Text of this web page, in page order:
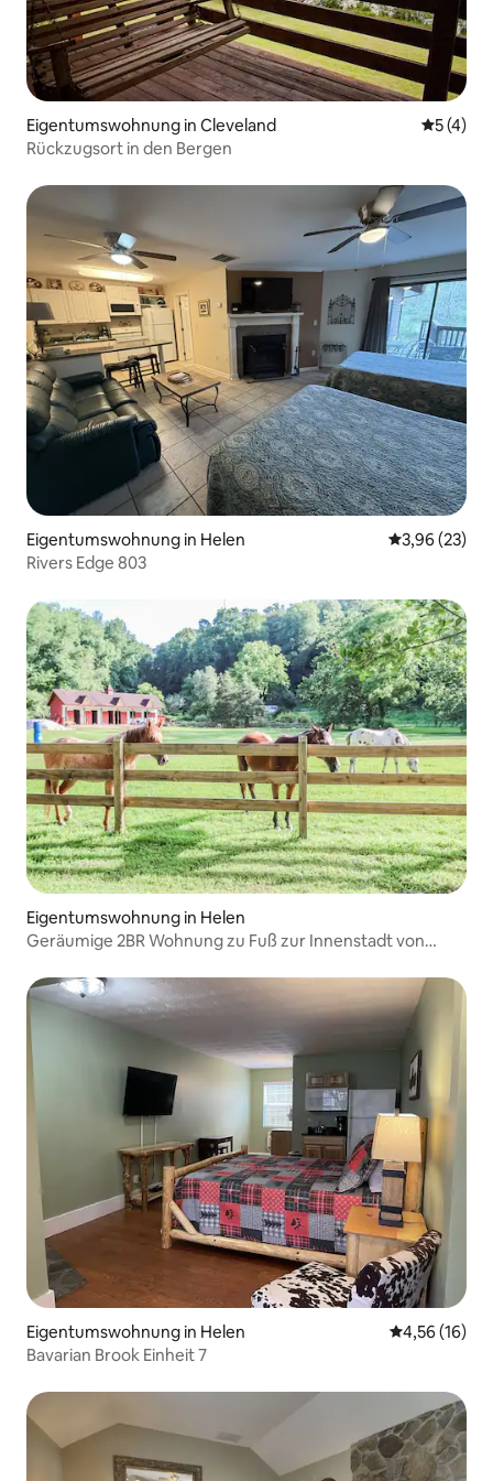
Eigentumswohnung in Cleveland
5 (4)
Rückzugsort in den Bergen
Eigentumswohnung in Helen
3,96 (23)
Rivers Edge 803
Eigentumswohnung in Helen
Geräumige 2BR Wohnung zu Fuß zur Innenstadt von
Eigentumswohnung in Helen
4,56 (16)
Bavarian Brook Einheit 7